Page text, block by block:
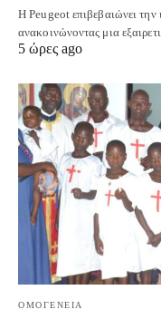
Η Peugeot επιβεβαιώνει την
ανακοινώνοντας μια
5 ώρες ago
ΟΜΟΓΕΝΕΙΑ